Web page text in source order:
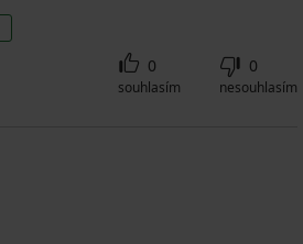
0
souhlasím
0
nesouhlasím